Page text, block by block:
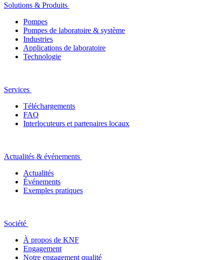
Solutions & Produits
Pompes
Pompes de laboratoire & système
Industries
Applications de laboratoire
Technologie
Services
Téléchargements
FAQ
Interlocuteurs et partenaires locaux
Actualités & événements
Actualités
Événements
Exemples pratiques
Société
À propos de KNF
Engagement
Notre engagement qualité